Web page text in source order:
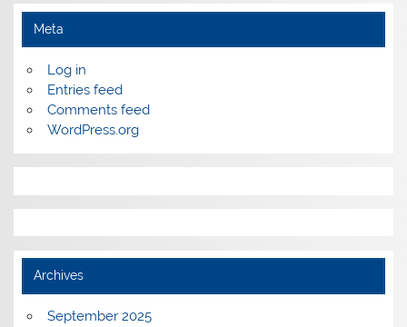
Meta
Log in
Entries feed
Comments feed
WordPress.org
Archives
September 2025